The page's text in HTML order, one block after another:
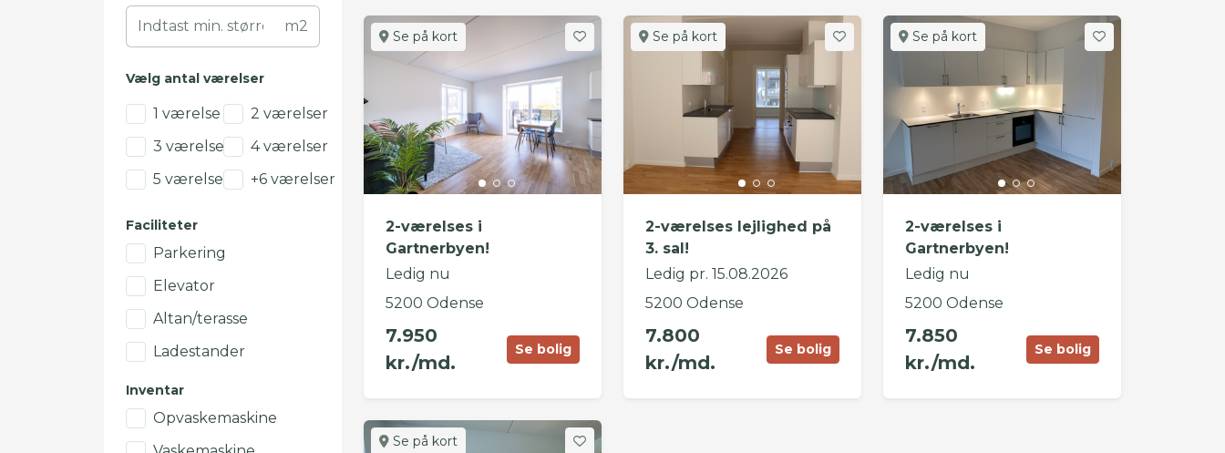
m2
Vælg antal værelser
1 værelse
2 værelser
3 værelser
4 værelser
5 værelser
+6 værelser
Faciliteter
Parkering
Elevator
Altan/terasse
Ladestander
Inventar
Opvaskemaskine
Se på kort
2-værelses i
Gartnerbyen!
Ledig nu
5200 Odense
7.950
kr./md.
Se bolig
Se på kort
2-værelses lejlighed på
3. sal!
Ledig pr. 15.08.2026
5200 Odense
7.800
kr./md.
Se bolig
Se på kort
2-værelses i
Gartnerbyen!
Ledig nu
5200 Odense
7.850
kr./md.
Se bolig
Se på kort